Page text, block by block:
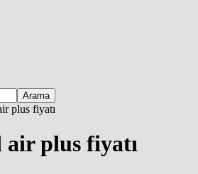
plus fiyatı
plus fiyatı